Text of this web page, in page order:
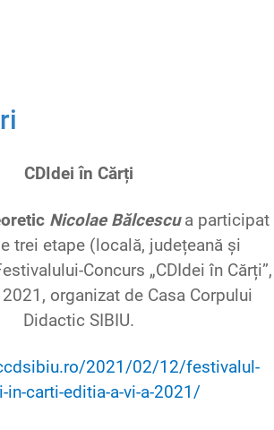
CDIdei în Cărți
Nicolae Bălcescu a participat
trei etape( locală, județeană și
-Concurs „CDIdei în Cărți”,
organizatde Casa Corpului
Didactic SIBIU.
2021/02/12/festivalul-
in-carti-editia-a-vi-a-2021/